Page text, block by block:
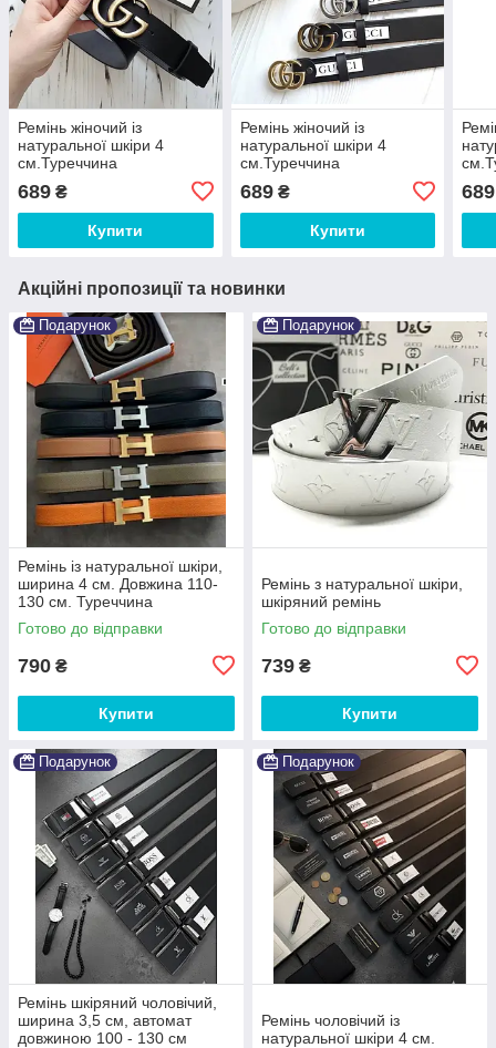
Ремінь жіночий із
натуральної шкіри 4
см.Туреччина
689 ₴
Купити
Ремінь жіночий із
натуральної шкіри 4
см.Туреччина
689₴
Купити
689
Акційні пропозиції та новинки
Подарунок
Ремінь із натуральної шкіри,
ширина 4 см. Довжина 110-
130 см. Туреччина
Готово до відправки
790 ₴
Купити
Подарунок
Ремінь з натуральної шкіри,
шкіряний ремінь
Готово до відправки
739 ₴
Купити
Подарунок
Ремінь шкіряний чоловічий,
ширина 3,5 см, автомат
довжиною 100 - 130 см
Подарунок
Ремінь чоловічий із
натуральної шкіри 4 см.